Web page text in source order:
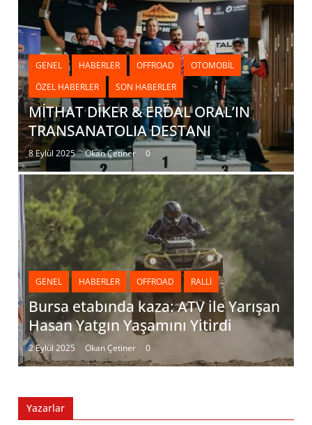
GENEL HABERLER OFFROAD
OTOMOBIL
ÖZEL HABERLER
SON HABERLER
MİTHAT DİKER & ERDAL ORAL’IN
TRANSANATOLIA DESTANI
8 Eylül 2025 Okan Çetiner 0
GENEL HABERLER OFFROAD RALLI
Bursa etabında kaza: ATV ile Yarışan
Hasan Yatgın Yaşamını Yitirdi
2 Eylül 2025 Okan Çetiner 0
Yazarlar